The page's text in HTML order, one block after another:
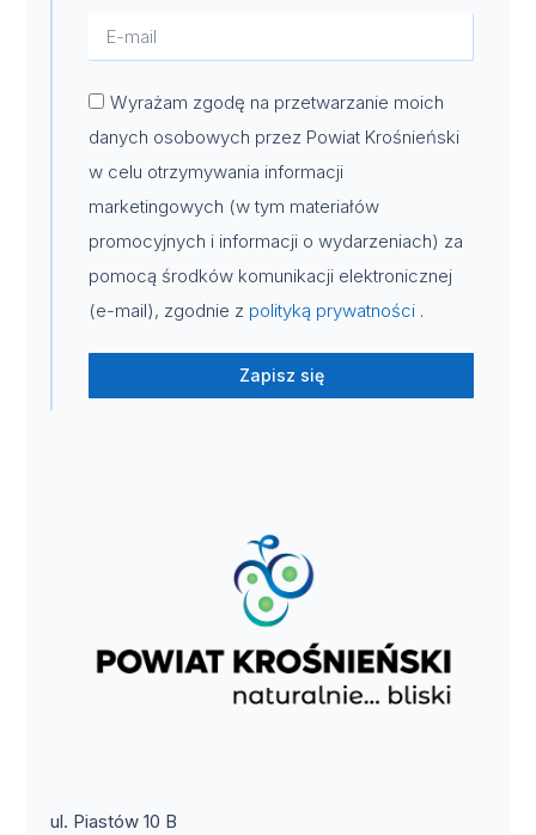
Wyrażam zgodę na przetwarzanie moich
danych osobowych przez Powiat Krośnieński
w celu otrzymywania informacji
marketingowych (w tym materiałów
promocyjnych i informacji o wydarzeniach) za
pomocą środków komunikacji elektronicznej
(e-mail), zgodnie z polityką prywatności .
Zapisz się
ul. Piastów 10 B